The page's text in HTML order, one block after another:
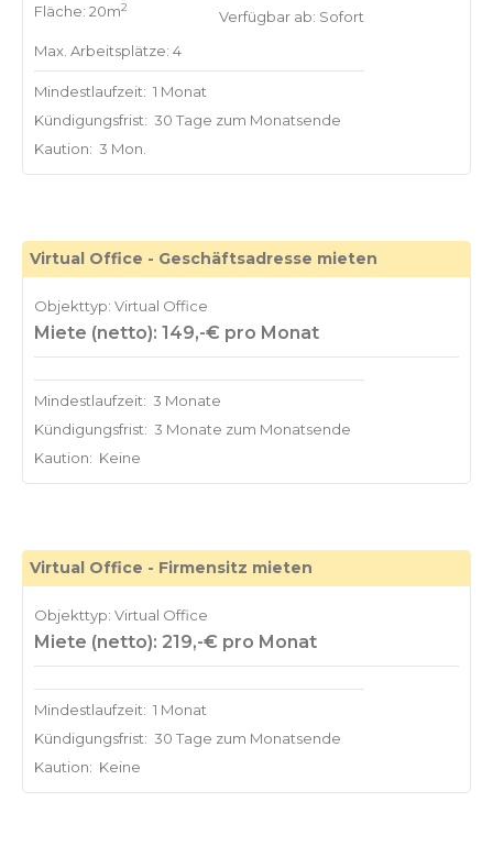
Fläche: 20m2
Max. Arbeitsplätze: 4
Verfügbar ab: Sofort
Mindestlaufzeit: 1 Monat
Kündigungsfrist: 30 Tage zum Monatsende
Kaution: 3 Mon.
Virtual Office - Geschäftsadresse mieten
Objekttyp: Virtual Office
Miete (netto): 149,-€ pro Monat
Mindestlaufzeit: 3 Monate
Kündigungsfrist: 3 Monate zum Monatsende
Kaution: Keine
Virtual Office - Firmensitz mieten
Objekttyp: Virtual Office
Miete (netto): 219,-€ pro Monat
Mindestlaufzeit: 1 Monat
Kündigungsfrist: 30 Tage zum Monatsende
Kaution: Keine